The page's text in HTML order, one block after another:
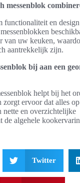
messenblok
functionaliteit en
van uw keuken,
aantrekkelijk zijn.
bij aan een
helpt bij het
zorgt ervoor dat alles
nette en overzichtelijke
de algehele
Twitter